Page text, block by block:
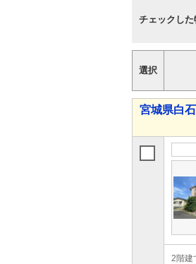
チェックし
選択
宮城県白
2階建